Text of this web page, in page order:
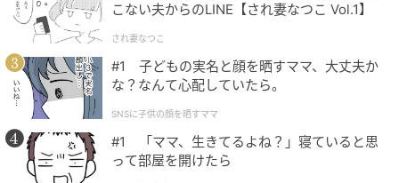
そこで、『内フラップ』の１枚を折って立てましょ
う。
これを今から『飛び出し防止ストッパー』に作り変え
ます。
三等分にするように、ハサミを2回入れてください。き
っちり測らず、目分量でも大丈夫です。
こない夫からのLINE【され妻なつこ Vol.1】
され妻なつこ
#1 子どもの実名と顔を晒すママ、大丈夫か
な？なんて心配していたら。
SNSに子供の顔を晒すママ
#1 「ママ、生きてるよね？」寝ていると思
って部屋を開けたら